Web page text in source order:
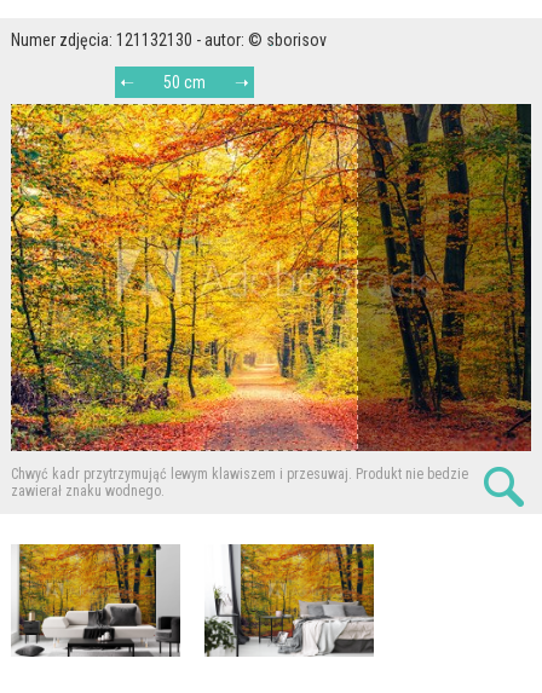
Numer zdjęcia: 121132130 - autor: © sborisov
50 cm
Chwyć kadr przytrzymująć lewym klawiszem i przesuwaj. Produkt nie bedzie
zawierał znaku wodnego.